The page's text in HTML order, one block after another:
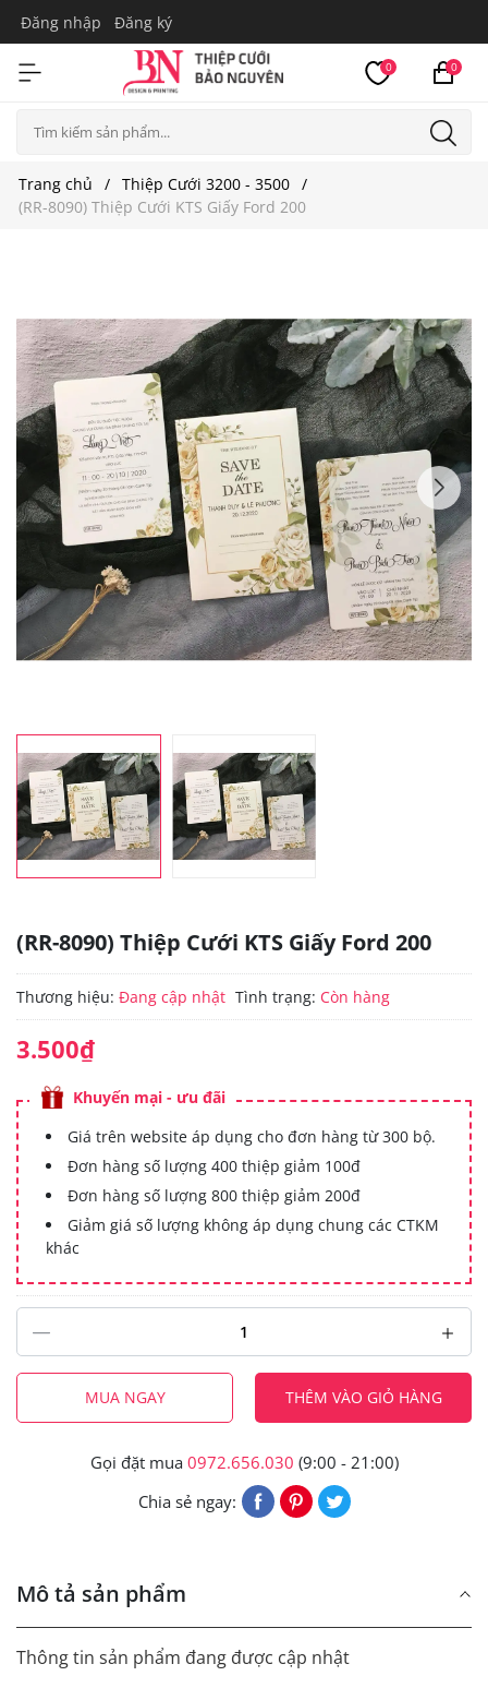
Đăng nhập Đăng ký
0 0
Trang chủ
Thiệp Cưới 3200 - 3500
(RR-8090) Thiệp Cưới KTS Giấy Ford 200
(RR-8090) Thiệp Cưới KTS Giấy Ford 200
Thương hiệu: Đang cập nhật Tình trạng: Còn hàng
3.500₫
Khuyến mại - ưu đãi
Giá trên website áp dụng cho đơn hàng từ 300 bộ.
Đơn hàng số lượng 400 thiệp giảm 100đ
Đơn hàng số lượng 800 thiệp giảm 200đ
Giảm giá số lượng không áp dụng chung các CTKM
khác
MUA NGAY THÊM VÀO GIỎ HÀNG
Gọi đặt mua 0972.656.030 (9:00 - 21:00)
Chia sẻ ngay:
Mô tả sản phẩm
Thông tin sản phẩm đang được cập nhật